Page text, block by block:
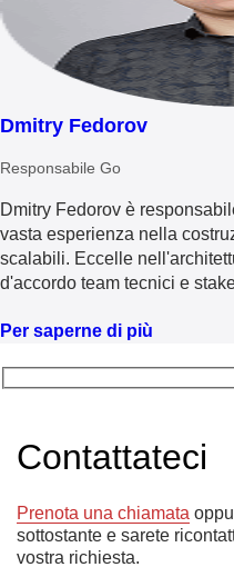
Dmitry Fedorov
Responsabile Go
Dmitry Fedorov è
vasta esperienza nella
scalabili. Eccelle
d'accordo team tecnici e
business, di mentoring agli
Per saperne di più
Contattateci
Prenota una chiamata
sottostante e sarete
vostra richiesta.